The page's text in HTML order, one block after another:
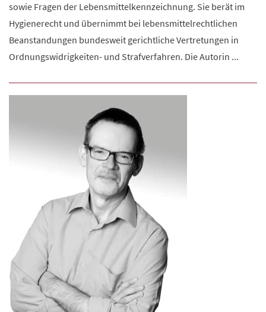
sowie Fragen der Lebensmittelkennzeichnung. Sie berät im
Hygienerecht und übernimmt bei lebensmittelrechtlichen
Beanstandungen bundesweit gerichtliche Vertretungen in
Ordnungswidrigkeiten- und Strafverfahren. Die Autorin ...